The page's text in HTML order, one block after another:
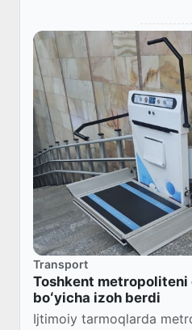
Transport
Toshkent
boʻyicha izoh berdi
Ijtimoiy tarmoqlarda